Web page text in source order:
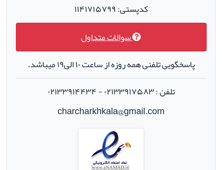
کدپستی: ۱۱۴۱۷۱۵۷۹۹
سوالات متداول
پاسخگویی تلفنی همه روزه از ساعت ۱۰ الی۱۹ میباشد.
تلفن : ۰۲۱۳۳۹۱۷۵۸۳ - ۰۲۱۳۳۹۱۴۴۳۴
charcharkhkala@gmail.com